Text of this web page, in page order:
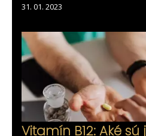
31. 01. 2023
Vitamín B12: Aké